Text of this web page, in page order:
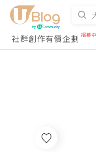
社群創作有價企劃